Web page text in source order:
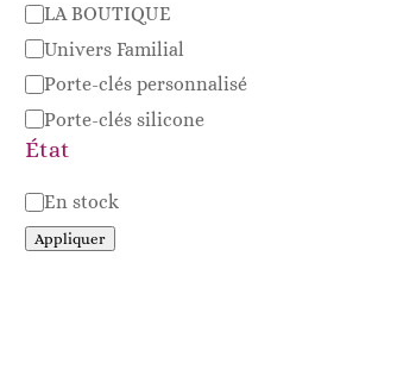
Catégorie
LA BOUTIQUE
Univers Familial
Porte-clés personnalisé
Porte-clés silicone
État
Disponibilité
En stock
Appliquer